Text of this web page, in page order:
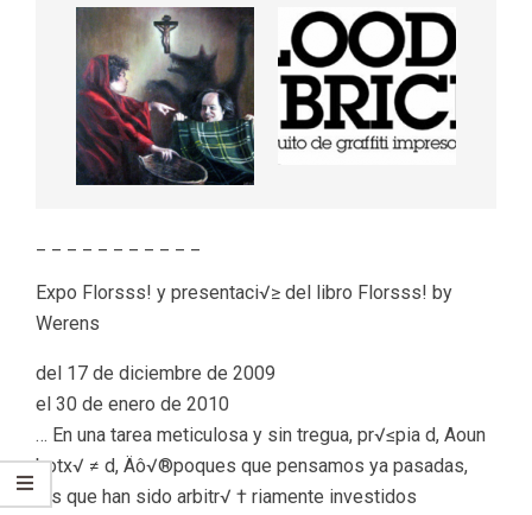
Expo Florsss! y presentaci√≥ del libro Florsss! by
Werens
del 17 de diciembre de 2009
el 30 de enero de 2010
… En una tarea meticulosa y sin tregua, pr√≤pia d, Aoun
botx√ ≠ d, Äô√®poques que pensamos ya pasadas,
los que han sido arbitr√ † riamente investidos